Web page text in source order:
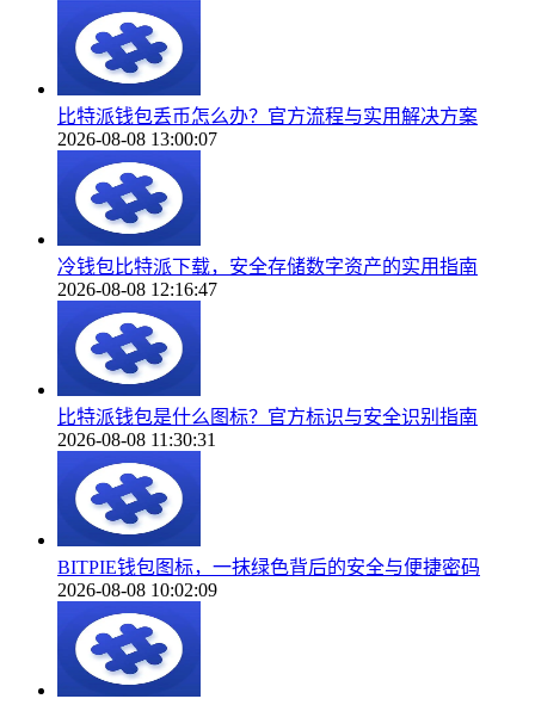
比特派钱包丢币怎么办？官方流程与实用解决方案
2026-08-08 13:00:07
冷钱包比特派下载，安全存储数字资产的实用指南
2026-08-08 12:16:47
比特派钱包是什么图标？官方标识与安全识别指南
2026-08-08 11:30:31
BITPIE钱包图标，一抹绿色背后的安全与便捷密码
2026-08-08 10:02:09